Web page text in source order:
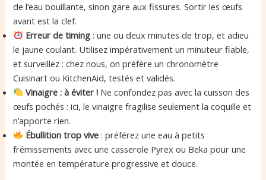
de l’eau bouillante, sinon gare aux fissures. Sortir les œufs
avant est la clef.
Erreur de timing : une ou deux minutes de trop, et adieu
le jaune coulant. Utilisez impérativement un minuteur fiable,
et surveillez : chez nous, on préfère un chronomètre
Cuisinart ou KitchenAid, testés et validés.
Vinaigre : à éviter ! Ne confondez pas avec la cuisson des
œufs pochés : ici, le vinaigre fragilise seulement la coquille et
n’apporte rien.
Ébullition trop vive : préférez une eau à petits
frémissements avec une casserole Pyrex ou Beka pour une
montée en température progressive et douce.